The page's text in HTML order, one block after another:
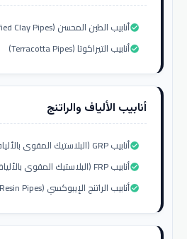
أنابيب الطين المحسن (Vitrified Clay Pipes)check_circle
أنابيب التيراكوتا (Terracotta Pipes)check_circle
أنابيب الألياف والراتنج
أنابيب GRP (البلاستيك المقوى بالألياف الزجاجية)check_circle
أنابيب FRP (البلاستيك المقوى بالألياف الزجاجية)check_circle
أنابيب الراتنج الإيبوكسي (Epoxy Resin Pipes)check_circle